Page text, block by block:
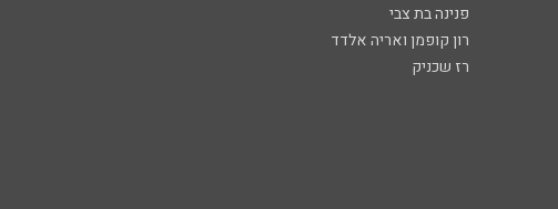
פנינה בת צבי
רון קופמן ואריה אלדד
רז שכניק